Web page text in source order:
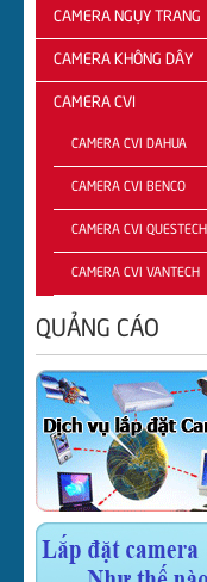
CAMERA NGỤY TRANG
CAMERA KHÔNG DÂY
CAMERA CVI
CAMERA CVI DAHUA
CAMERA CVI BENCO
CAMERA CVI QUESTECH
CAMERA CVI VANTECH
QUẢNG CÁO